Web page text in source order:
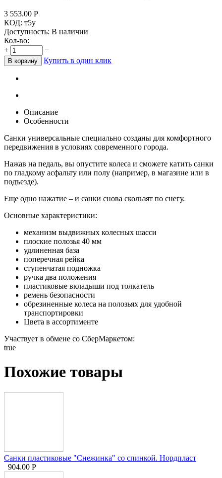
3 553.00 Р
КОД: т5у
Доступность: В наличии
Кол-во:
+
−
В корзину Купить в один клик
Описание
Особенности
Санки универсальные специально созданы для комфортного
передвижения в условиях современного города.
Нажав на педаль, вы опустите колеса и сможете катить санки
по гладкому асфальту или полу (например, в магазине или в
подъезде).
Еще одно нажатие – и санки снова скользят по снегу.
Основные характеристики:
механизм выдвижных колесных шасси
плоские полозья 40 мм
удлиненная база
поперечная рейка
ступенчатая подножка
ручка два положения
пластиковые вкладыши под толкатель
ремень безопасности
обрезиненные колеса на полозьях для удобной
транспортировки
Цвета в ассортименте
Участвует в обмене со СберМаркетом:
true
Похожие товары
Санки пластиковые "Снежинка" со спинкой. Нордпласт
904.00 Р